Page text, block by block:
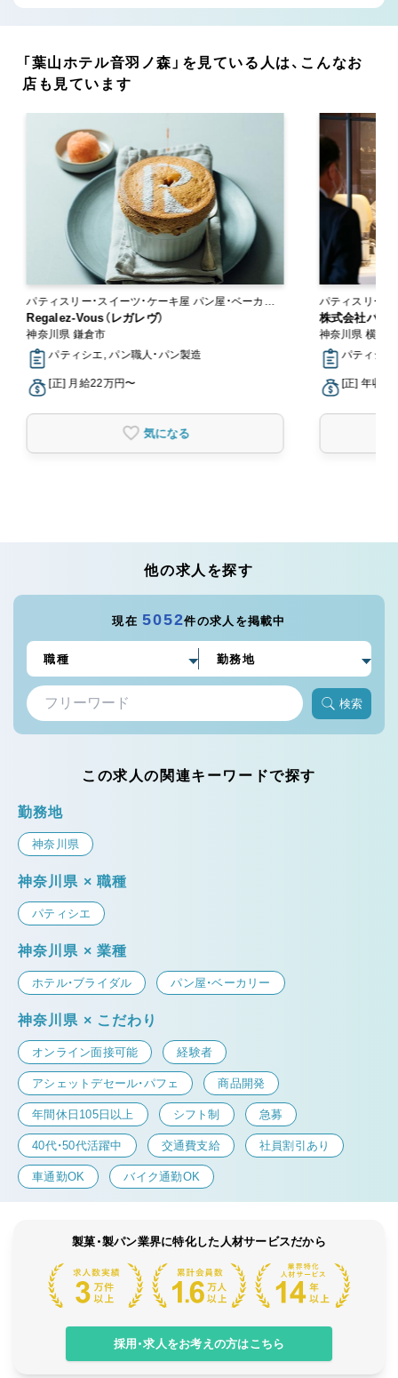
「葉山ホテル音羽ノ森」を見ている人は、こんなお
店も見ています
パティスリー・スイーツ・ケーキ屋 パン屋・ベーカリ
ー
Regalez-Vous（レガレヴ）
神奈川県 鎌倉市
パティシエ, パン職人・パン製造
[正] 月給22万円〜
気になる
パティスリー・スイー
ー
株式会社パブ
神奈川県 横浜
パティシエ
[正] 年収
他の求人を探す
現在5052件の求人を掲載中
検索
この求人の関連キーワードで探す
勤務地
神奈川県
神奈川県 × 職種
パティシエ
神奈川県 × 業種
ホテル・ブライダル パン屋・ベーカリー
神奈川県 × こだわり
オンライン面接可能 経験者
アシェットデセール・パフェ 商品開発
年間休日105日以上 シフト制 急募
40代・50代活躍中 交通費支給 社員割引あり
車通勤OK バイク通勤OK
製菓・製パン業界に特化した人材サービスだから
採用・求人をお考えの方はこちら